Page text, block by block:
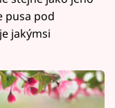
pusa pod
jakýmsi